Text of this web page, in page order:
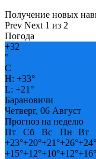
Получение новых
Prev Next 1 из 2
Погода
+32
°
C
H: +33°
L: +21°
Барановичи
Четверг, 06 Август
Прогноз на неделю
Пт
Сб Вс Пн Вт
+23°+20°+21°+26°+24°
+15°+12°+10°+12°+16°